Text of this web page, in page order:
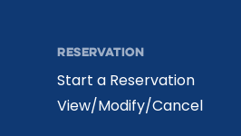
RESERVATION
Start a Reservation
View/Modify/Cancel